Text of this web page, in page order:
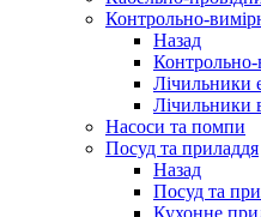
Контрольно-
Назад
Контрольно-
Лічильники
Лічильники
Насоси та помпи
Посуд та приладдя
Назад
Посуд та
Кухонне